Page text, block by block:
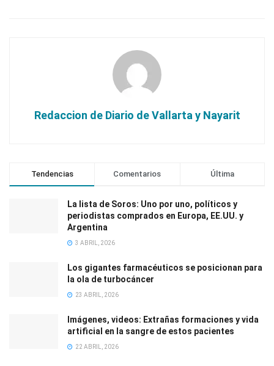
Redaccion de Diario de Vallarta y Nayarit
Tendencias Comentarios Última
La lista de Soros: Uno por uno, políticos y
periodistas comprados en Europa, EE.UU. y
Argentina
3 ABRIL, 2026
Los gigantes farmacéuticos se posicionan para
la ola de turbocáncer
23 ABRIL, 2026
Imágenes, videos: Extrañas formaciones y vida
artificial en la sangre de estos pacientes
22 ABRIL, 2026